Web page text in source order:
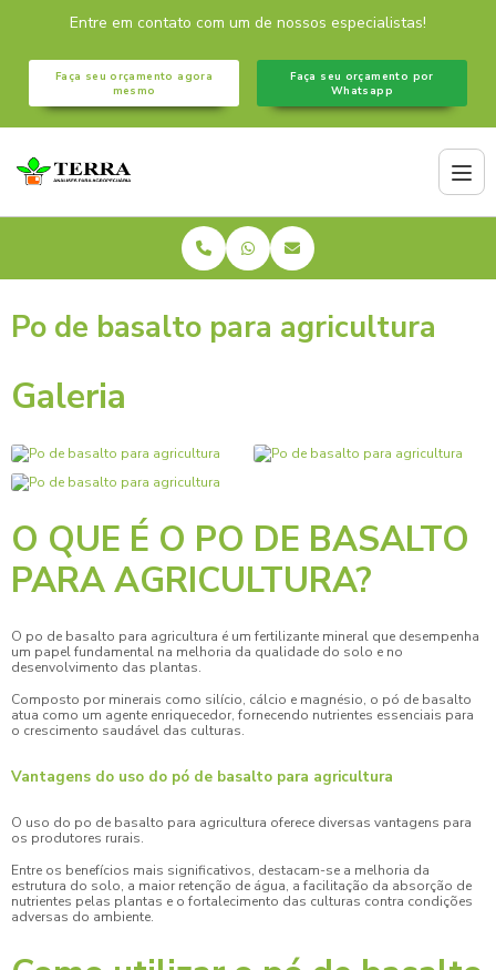
Entre em contato com um de nossos especialistas!
Faça seu orçamento agora
mesmo
Faça seu orçamento por
Whatsapp
Po de basalto para agricultura
Galeria
O QUE É O PO DE BASALTO
PARA AGRICULTURA?
O po de basalto para agricultura é um fertilizante mineral que desempenha
um papel fundamental na melhoria da qualidade do solo e no
desenvolvimento das plantas.
Composto por minerais como silício, cálcio e magnésio, o pó de basalto
atua como um agente enriquecedor, fornecendo nutrientes essenciais para
o crescimento saudável das culturas.
Vantagens do uso do pó de basalto para agricultura
O uso do po de basalto para agricultura oferece diversas vantagens para
os produtores rurais.
Entre os benefícios mais significativos, destacam-se a melhoria da
estrutura do solo, a maior retenção de água, a facilitação da absorção de
nutrientes pelas plantas e o fortalecimento das culturas contra condições
adversas do ambiente.